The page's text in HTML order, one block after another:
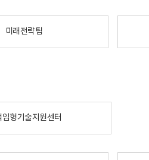
미래전략팀
임형기술지원센터